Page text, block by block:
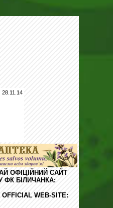
28.11.14
ОФІЦІЙНИЙ САЙТ
ФК БІЛИЧАНКА:
OFFICIAL WEB-SITE: